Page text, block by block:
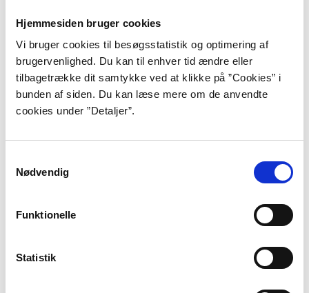
Hjemmesiden bruger cookies
Vi bruger cookies til besøgsstatistik og optimering af
brugervenlighed. Du kan til enhver tid ændre eller
tilbagetrække dit samtykke ved at klikke på ”Cookies” i
bunden af siden. Du kan læse mere om de anvendte
cookies under ”Detaljer”.
Nødvendig
Funktionelle
Statistik
fornemmelsen af at være den samme
over tid. Langt hen ad vejen er
bevidstheden stadig en gåde, og
alligevel sidder han her med en
meningsfuld afbildning af smerten ved
at miste. Det er da forunderligt.”
vokset op i Tulstrup uden for Hillerød, hvor hun boede
tidlige teenageår flyttede familien til Mørdrup i
Espergærde, og denne flytning var afsæt for hendes